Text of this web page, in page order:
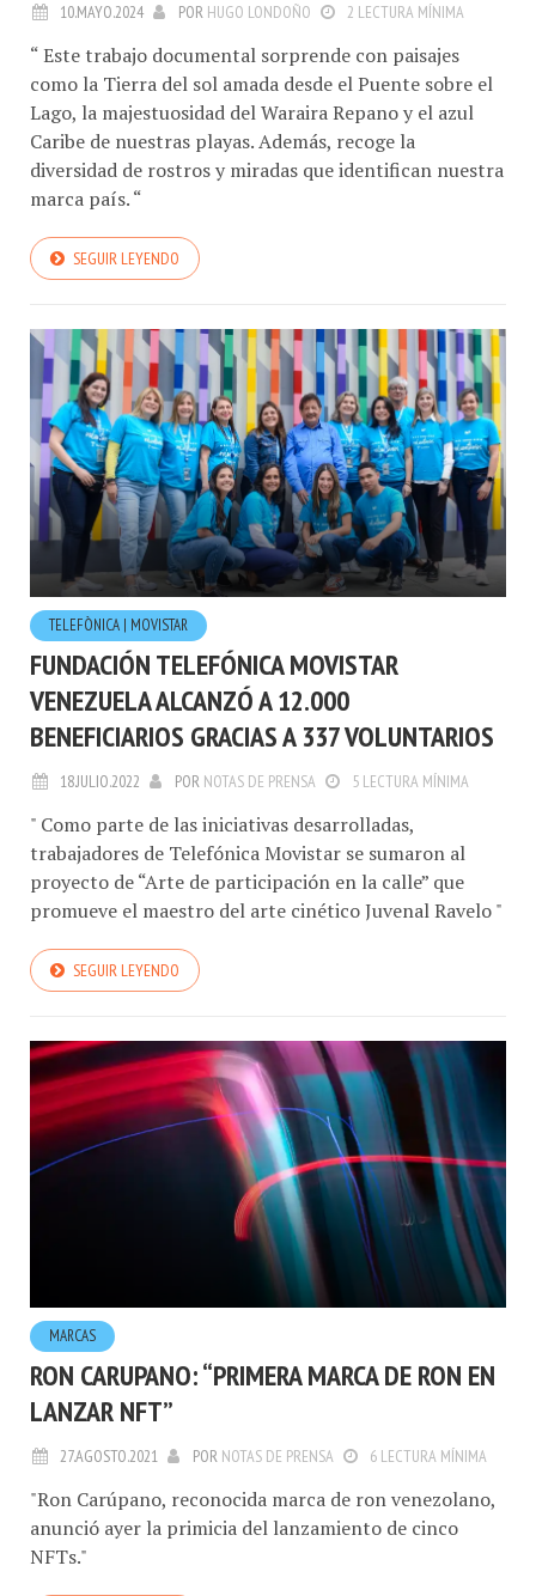
10.MAYO.2024 POR HUGO LONDOÑO 2 LECTURA MÍNIMA
“ Este trabajo documental sorprende con paisajes
como la Tierra del sol amada desde el Puente sobre el
Lago, la majestuosidad del Waraira Repano y el azul
Caribe de nuestras playas. Además, recoge la
diversidad de rostros y miradas que identifican nuestra
marca país. “
SEGUIR LEYENDO
TELEFÒNICA | MOVISTAR
FUNDACIÓN TELEFÓNICA MOVISTAR
VENEZUELA ALCANZÓ A 12.000
BENEFICIARIOS GRACIAS A 337 VOLUNTARIOS
18.JULIO.2022 POR NOTAS DE PRENSA 5 LECTURA MÍNIMA
" Como parte de las iniciativas desarrolladas,
trabajadores de Telefónica Movistar se sumaron al
proyecto de “Arte de participación en la calle” que
promueve el maestro del arte cinético Juvenal Ravelo "
SEGUIR LEYENDO
MARCAS
RON CARUPANO: “PRIMERA MARCA DE RON EN
LANZAR NFT”
27.AGOSTO.2021 POR NOTAS DE PRENSA 6 LECTURA MÍNIMA
"Ron Carúpano, reconocida marca de ron venezolano,
anunció ayer la primicia del lanzamiento de cinco
NFTs."